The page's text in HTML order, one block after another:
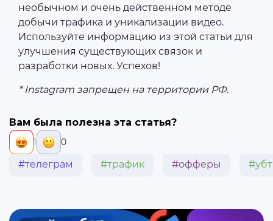
необычном и очень действенном методе
добычи трафика и уникализации видео.
Используйте информацию из этой статьи для
улучшения существующих связок и
разработки новых. Успехов!
* Instagram запрещен на территории РФ.
Вам была полезна эта статья?
1 0
#телеграм #трафик #офферы #убт